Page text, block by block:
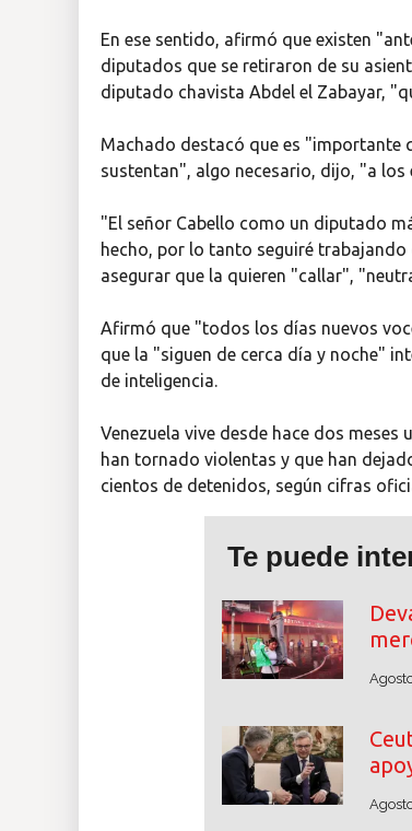
En ese sentido, afirmó que existen
diputados que se retiraron de su
diputado chavista Abdel el Zabayar,
Machado destacó que es "importante
sustentan", algo necesario, dijo, "a los
"El señor Cabello como un diputado
hecho, por lo tanto seguiré
asegurar que la quieren "callar",
Afirmó que "todos los días nuevos
que la "siguen de cerca día y noche"
de inteligencia.
Venezuela vive desde hace dos
han tornado violentas y que han
cientos de detenidos, según cifras
Te puede